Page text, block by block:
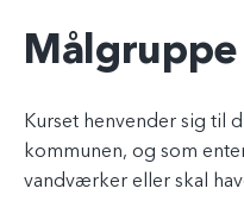
Målgruppe
Kurset henvender sig til
kommunen, og som
vandværker eller skal